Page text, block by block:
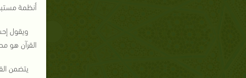
أنظمة
ويقول
القرآن هو
يتضمن